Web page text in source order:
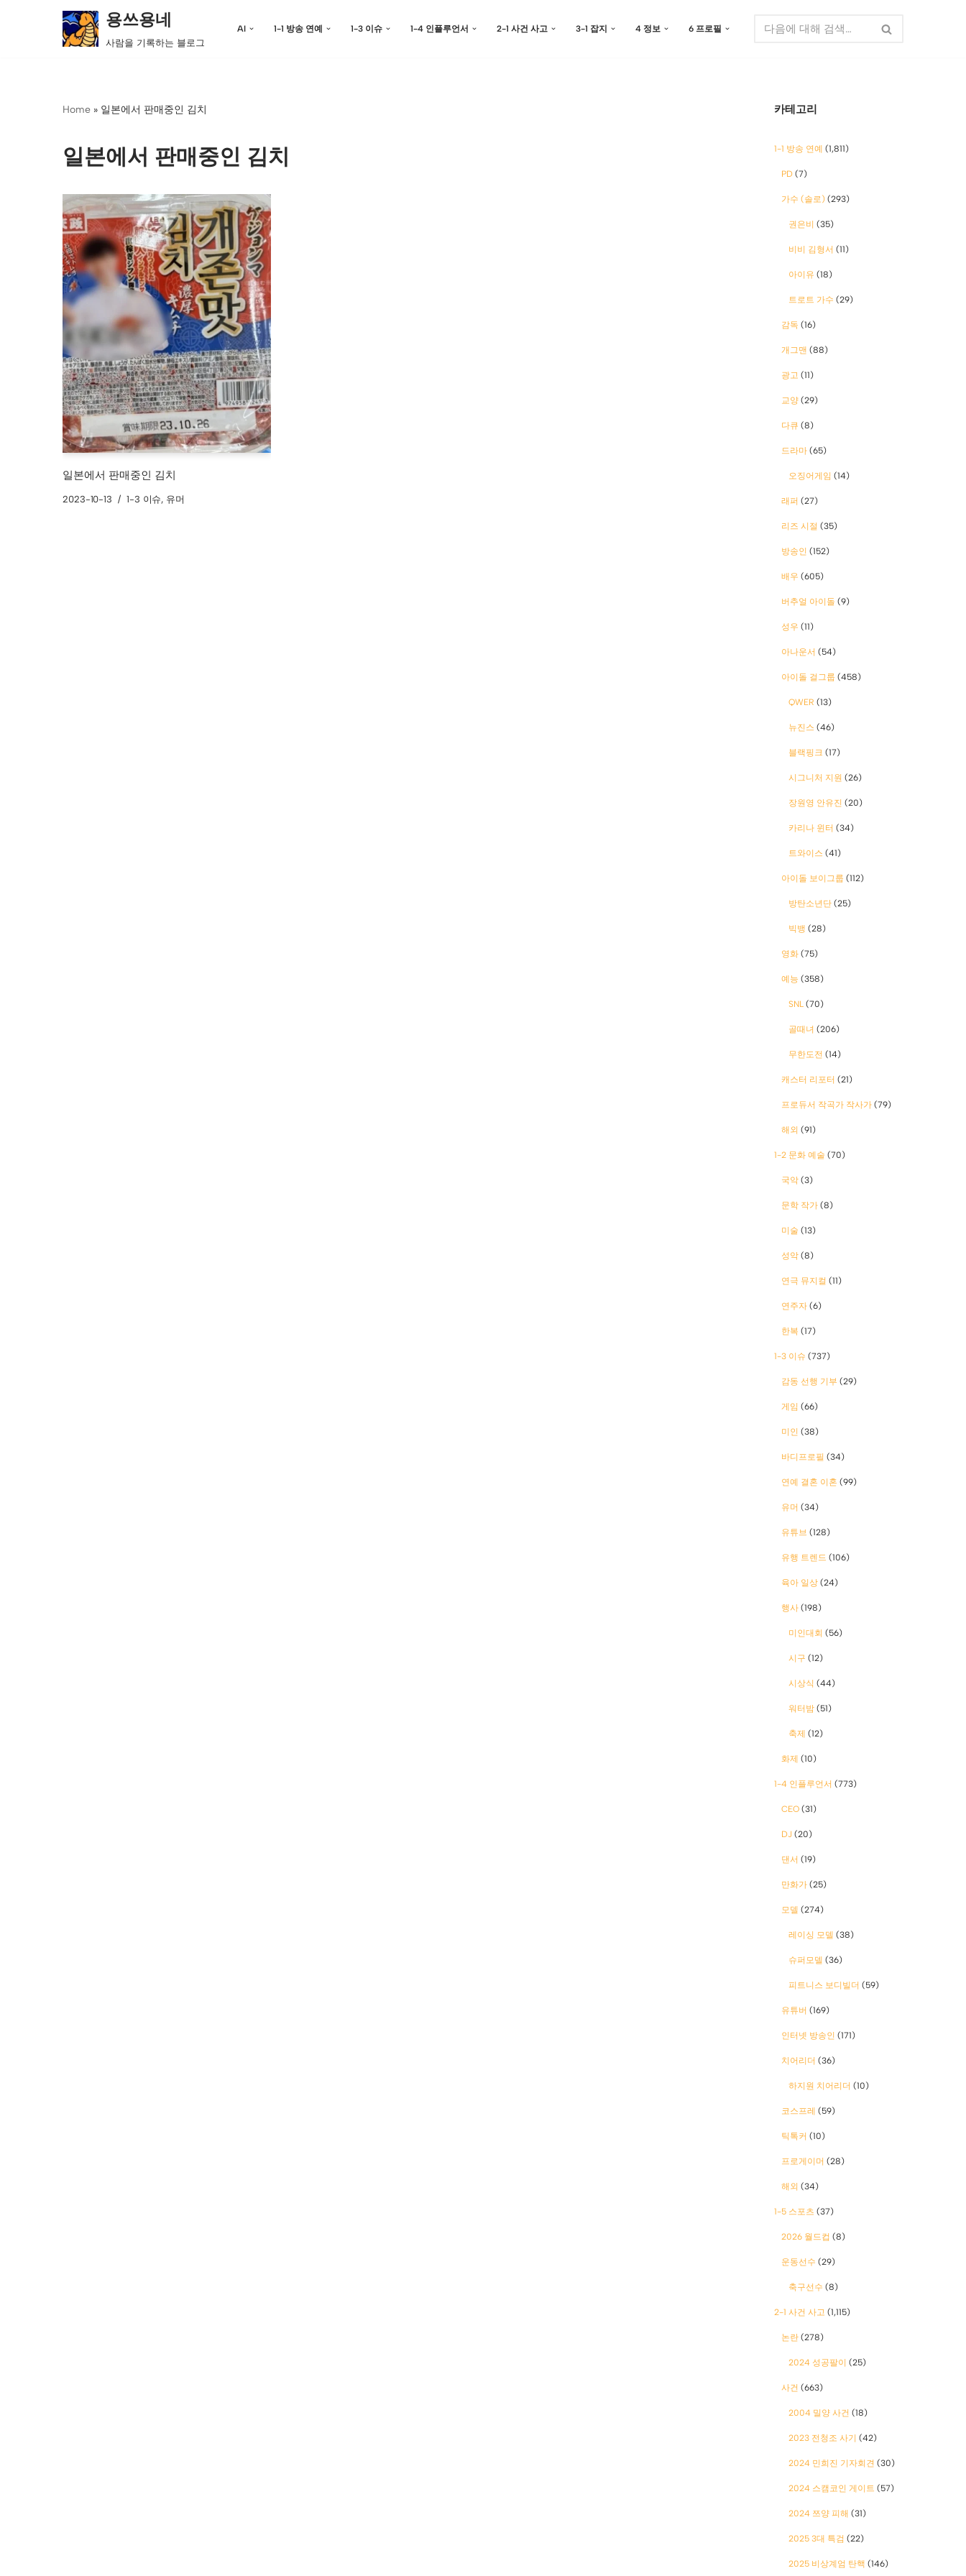
용쓰용네
사람을 기록하는 블로그
AI 1-1 방송 연예 1-3 이슈 1-4 인플루언서 2-1 사건 사고 3-1 잡지 4 정보 6 프로필
Home » 일본에서 판매중인 김치
일본에서 판매중인 김치
일본에서 판매중인 김치
2023-10-13 1-3 이슈, 유머
카테고리
1-1 방송 연예 (1,811)
PD (7)
가수 (솔로) (293)
권은비 (35)
비비 김형서 (11)
아이유 (18)
트로트 가수 (29)
감독 (16)
개그맨 (88)
광고 (11)
교양 (29)
다큐 (8)
드라마 (65)
오징어게임 (14)
래퍼 (27)
리즈 시절 (35)
방송인 (152)
배우 (605)
버추얼 아이돌 (9)
성우 (11)
아나운서 (54)
아이돌 걸그룹 (458)
QWER (13)
뉴진스 (46)
블랙핑크 (17)
시그니처 지원 (26)
장원영 안유진 (20)
카리나 윈터 (34)
트와이스 (41)
아이돌 보이그룹 (112)
방탄소년단 (25)
빅뱅 (28)
영화 (75)
예능 (358)
SNL (70)
골때녀 (206)
무한도전 (14)
캐스터 리포터 (21)
프로듀서 작곡가 작사가 (79)
해외 (91)
1-2 문화 예술 (70)
국악 (3)
문학 작가 (8)
미술 (13)
성악 (8)
연극 뮤지컬 (11)
연주자 (6)
한복 (17)
1-3 이슈 (737)
감동 선행 기부 (29)
게임 (66)
미인 (38)
바디프로필 (34)
연예 결혼 이혼 (99)
유머 (34)
유튜브 (128)
유행 트렌드 (106)
육아 일상 (24)
행사 (198)
미인대회 (56)
시구 (12)
시상식 (44)
워터밤 (51)
축제 (12)
화제 (10)
1-4 인플루언서 (773)
CEO (31)
DJ (20)
댄서 (19)
만화가 (25)
모델 (274)
레이싱 모델 (38)
슈퍼모델 (36)
피트니스 보디빌더 (59)
유튜버 (169)
인터넷 방송인 (171)
치어리더 (36)
하지원 치어리더 (10)
코스프레 (59)
틱톡커 (10)
프로게이머 (28)
해외 (34)
1-5 스포츠 (37)
2026 월드컵 (8)
운동선수 (29)
축구선수 (8)
2-1 사건 사고 (1,115)
논란 (278)
2024 성공팔이 (25)
사건 (663)
2004 밀양 사건 (18)
2023 전청조 사기 (42)
2024 민희진 기자회견 (30)
2024 스캠코인 게이트 (57)
2024 쯔양 피해 (31)
2025 3대 특검 (22)
2025 비상계엄 탄핵 (146)